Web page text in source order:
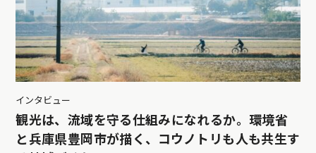
インタビュー
観光は、流域を守る仕組みになれるか。環境省
と兵庫県豊岡市が描く、コウノトリも人も共生す